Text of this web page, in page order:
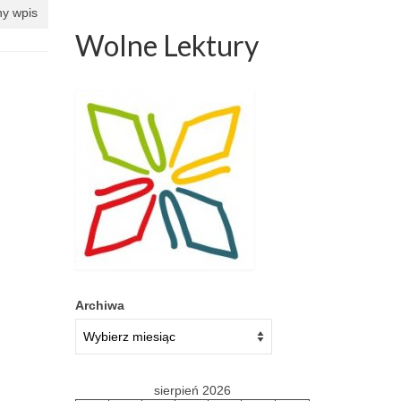
wpis
Wolne Lektury
Archiwa
sierpień 2026